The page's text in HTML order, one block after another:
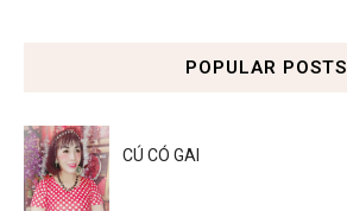
POPULAR POSTS
CÚ CÓ GAI